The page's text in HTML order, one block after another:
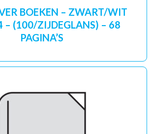
BOEKEN – ZWART/WIT
– (100/ZIJDEGLANS) – 68
PAGINA’S